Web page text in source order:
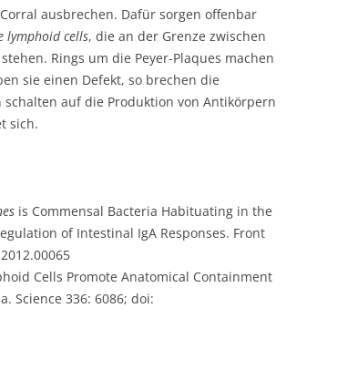
ausbrechen. Dafür sorgen offenbar
lymphoid cells, die an der Grenze zwischen
Rings um die Peyer-Plaques machen
sie einen Defekt, so brechen die
auf die Produktion von Antikörpern
sich.
is Commensal Bacteria Habituating in the
of Intestinal IgA Responses. Front
Cells Promote Anatomical Containment
Science 336: 6086; doi: